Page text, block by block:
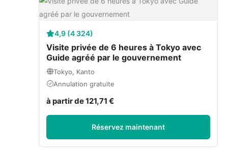
4,9 (4 324)
Visite privée de 6 heures à Tokyo avec
Guide agréé par le gouvernement
Tokyo, Kanto
Annulation gratuite
à partir de 121,71 €
Réservez maintenant